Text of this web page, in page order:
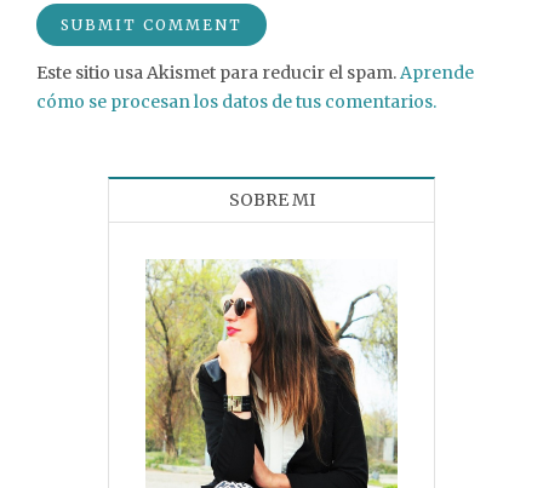
Este sitio usa Akismet para reducir el spam.Aprende
cómo se procesan los datos de tus comentarios.
SOBRE MI